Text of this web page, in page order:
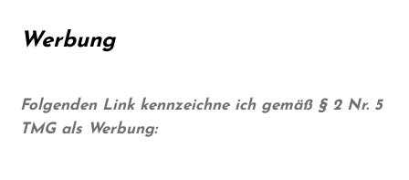
Werbung
Folgenden Link kennzeichne ich gemäß § 2 Nr. 5
TMG als Werbung: